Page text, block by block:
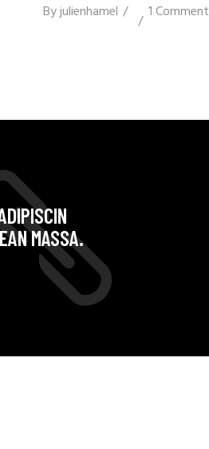
Byjulienhamel 1 Comment
MASSA.